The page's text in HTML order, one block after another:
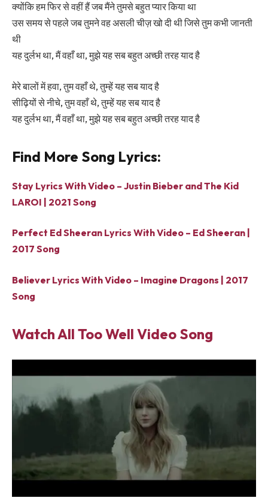
क्योंकि हम फिर से वहीं हैं जब मैंने तुमसे बहुत प्यार किया था
उस समय से पहले जब तुमने वह असली चीज़ खो दी थी जिसे तुम कभी जानती
थी
यह दुर्लभ था, मैं वहाँ था, मुझे यह सब बहुत अच्छी तरह याद है
मेरे बालों में हवा, तुम वहाँ थे, तुम्हें यह सब याद है
सीढ़ियों से नीचे, तुम वहाँ थे, तुम्हें यह सब याद है
यह दुर्लभ था, मैं वहाँ था, मुझे यह सब बहुत अच्छी तरह याद है
Find More Song Lyrics:
Stay Lyrics With Video – Justin Bieber and The Kid
LAROI | 2021 Song
Perfect Ed Sheeran Lyrics With Video – Ed Sheeran |
2017 Song
Believer Lyrics With Video – Imagine Dragons | 2017
Song
Watch All Too Well Video Song